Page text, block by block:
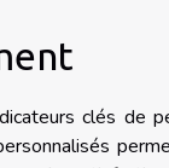
clés de